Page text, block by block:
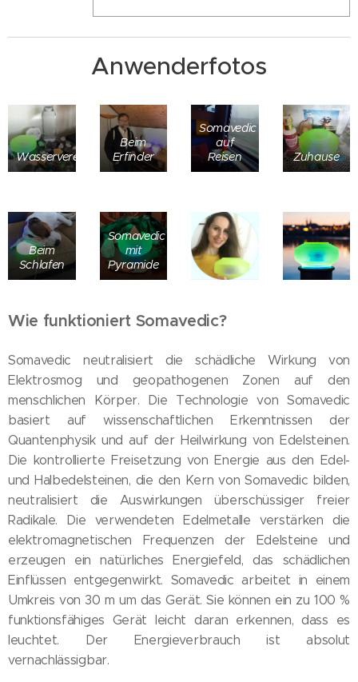
Anwenderfotos
Wasserveredelung
Beim
Erfinder
Somavedic
auf
Reisen
Zuhause
Beim
Schlafen
Somavedic
mit
Pyramide
Wie funktioniert Somavedic?
Somavedic neutralisiert die schädliche Wirkung von
Elektrosmog und geopathogenen Zonen auf den
menschlichen Körper. Die Technologie von Somavedic
basiert auf wissenschaftlichen Erkenntnissen der
Quantenphysik und auf der Heilwirkung von Edelsteinen.
Die kontrollierte Freisetzung von Energie aus den Edel-
und Halbedelsteinen, die den Kern von Somavedic bilden,
neutralisiert die Auswirkungen überschüssiger freier
Radikale. Die verwendeten Edelmetalle verstärken die
elektromagnetischen Frequenzen der Edelsteine und
erzeugen ein natürliches Energiefeld, das schädlichen
Einflüssen entgegenwirkt. Somavedic arbeitet in einem
Umkreis von 30 m um das Gerät. Sie können ein zu 100 %
funktionsfähiges Gerät leicht daran erkennen, dass es
leuchtet. Der Energieverbrauch ist absolut
vernachlässigbar.